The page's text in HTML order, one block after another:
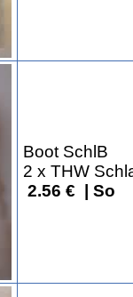
Boot SchlB
2 x THW
2.56 € | So